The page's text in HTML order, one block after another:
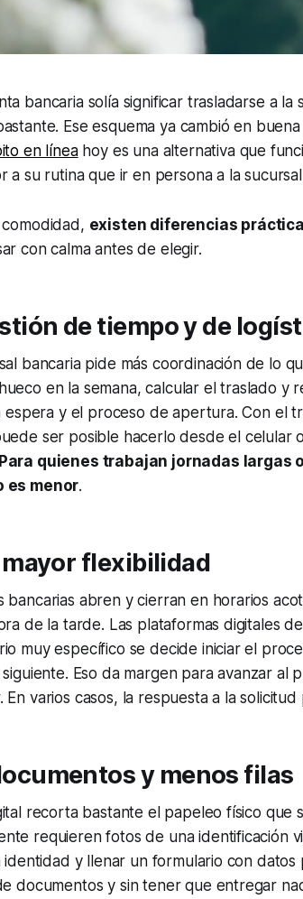
bancaria solía significar trasladarse a la
Ese esquema ya cambió en
en líneahoy es una alternativa que
a su rutina que ir en persona a la
existen diferencias
con calma antes de elegir.
de tiempo y de
bancaria pide más coordinación de lo
en la semana, calcular el traslado y
espera y el proceso de apertura. Con el
ser posible hacerlo desde el celular
Para quienes trabajan jornadas largas
es menor.
flexibilidad
bancarias abren y cierran en horarios
de la tarde. Las plataformas digitales
muy específico se decide iniciar el
Eso da margen para avanzar al
En varios casos, la respuesta a la
y menos filas
recorta bastante el papeleo físico que
requieren fotos de una identificación
identidad y llenar un formulario con datos
documentos y sin tener que entregar